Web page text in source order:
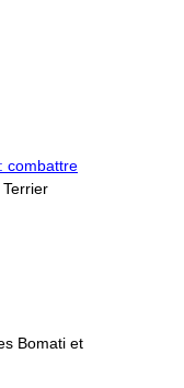
combattre
Terrier
Bomati et